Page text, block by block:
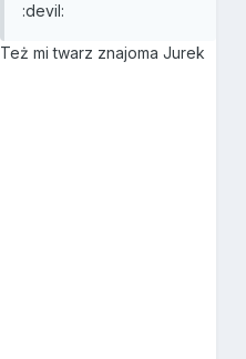
:devil:
Też mi twarz znajoma Jurek